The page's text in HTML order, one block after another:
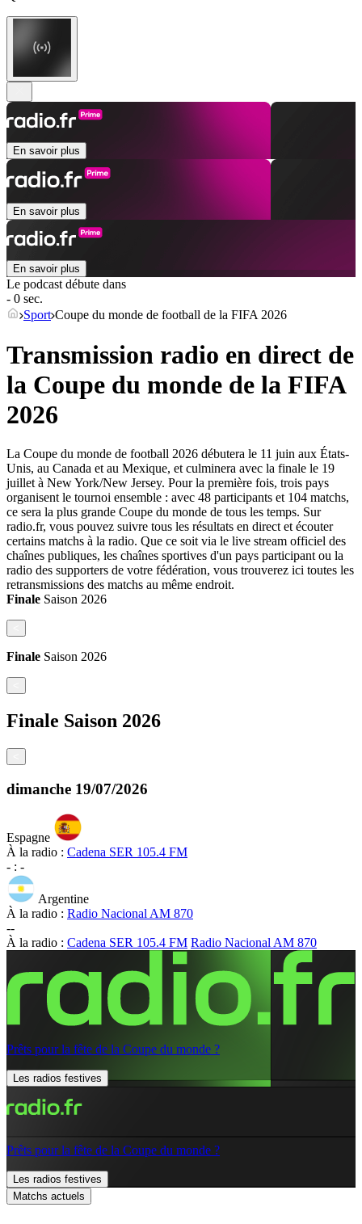
En savoir plus
En savoir plus
En savoir plus
Le podcast débute dans
- 0 sec.
Sport Coupe du monde de football de la FIFA 2026
Transmission radio en direct de
la Coupe du monde de la FIFA
2026
La Coupe du monde de football 2026 débutera le 11 juin aux États-
Unis, au Canada et au Mexique, et culminera avec la finale le 19
juillet à New York/New Jersey. Pour la première fois, trois pays
organisent le tournoi ensemble : avec 48 participants et 104 matchs,
ce sera la plus grande Coupe du monde de tous les temps. Sur
radio.fr, vous pouvez suivre tous les résultats en direct et écouter
certains matchs à la radio. Que ce soit via le live stream officiel des
chaînes publiques, les chaînes sportives d'un pays participant ou la
radio des supporters de votre fédération, vous trouverez ici toutes les
retransmissions des matchs au même endroit.
Finale Saison 2026
Finale Saison 2026
Finale Saison 2026
dimanche 19/07/2026
Espagne
À la radio : Cadena SER 105.4 FM
- : -
Argentine
À la radio : Radio Nacional AM 870
--
À la radio : Cadena SER 105.4 FM Radio Nacional AM 870
Prêts pour la fête de la Coupe du monde ?
Les radios festives
Prêts pour la fête de la Coupe du monde ?
Les radios festives
Matchs actuels